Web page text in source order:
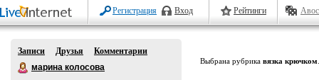
Регистрация Вход Рейтинги
Записи Друзья
Комментарии
марина колосова
Выбрана рубрика вязка крючком